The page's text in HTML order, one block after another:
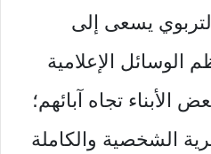
يسعى إلى
الوسائل الإعلامية
الأبناء تجاه آبائهم؛
الشخصية والكاملة